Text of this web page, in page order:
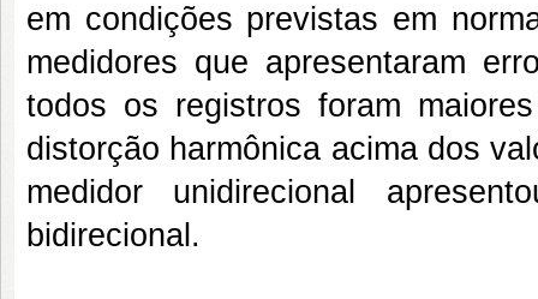
em condições previstas em
medidores que apresentaram
todos os registros foram
distorção harmônica acima dos
medidor unidirecional
bidirecional.